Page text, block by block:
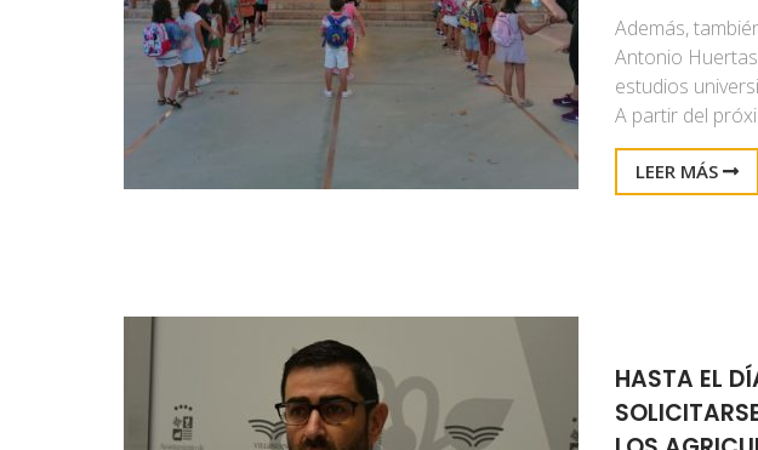
Además,
Antonio
estudios
A partir del
LEER MÁS
HASTA EL